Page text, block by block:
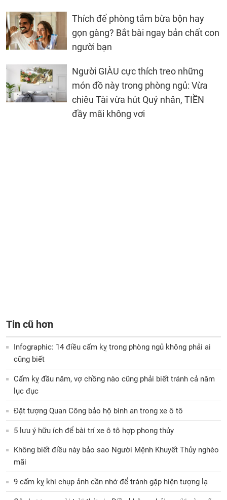
Thích để phòng tắm bừa bộn hay
gọn gàng? Bắt bài ngay bản chất con
người bạn
Người GIÀU cực thích treo những
món đồ này trong phòng ngủ: Vừa
chiêu Tài vừa hút Quý nhân, TIỀN
đầy mãi không vơi
Tin cũ hơn
Infographic: 14 điều cấm kỵ trong phòng ngủ không phải ai
cũng biết
Cấm kỵ đầu năm, vợ chồng nào cũng phải biết tránh cả năm
lục đục
Đặt tượng Quan Công bảo hộ bình an trong xe ô tô
5 lưu ý hữu ích để bài trí xe ô tô hợp phong thủy
Không biết điều này bảo sao Người Mệnh Khuyết Thủy nghèo
mãi
9 cấm kỵ khi chụp ảnh cần nhớ để tránh gặp hiện tượng lạ